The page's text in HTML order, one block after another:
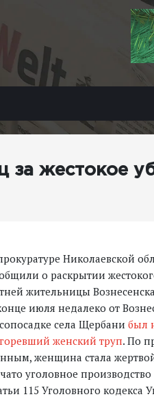
за жестокое
Николаевской
о раскрытии
жительницы
июля недалеко от
села Щербани был
женский труп. По
женщина стала
уголовное производство
115 Уголовного кодекса